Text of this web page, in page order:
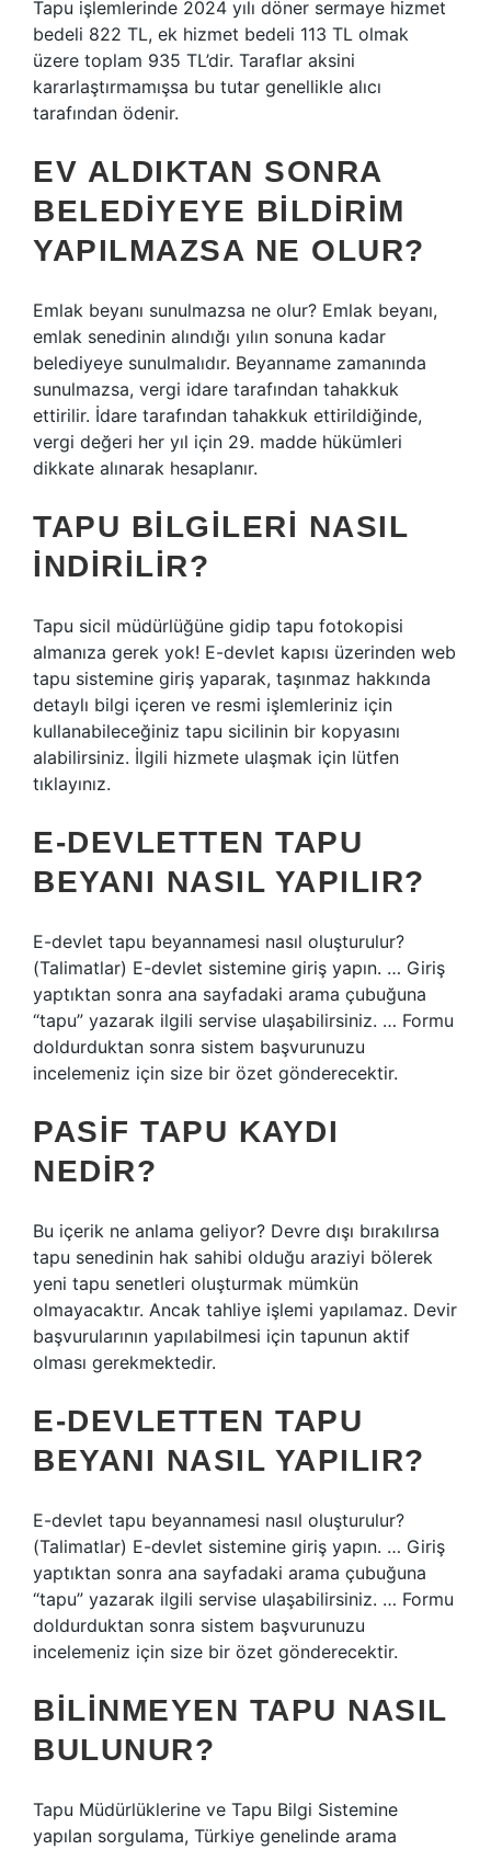
Tapu işlemlerinde 2024 yılı döner sermaye hizmet
bedeli 822 TL, ek hizmet bedeli 113 TL olmak
üzere toplam 935 TL’dir. Taraflar aksini
kararlaştırmamışsa bu tutar genellikle alıcı
tarafından ödenir.
EV ALDIKTAN SONRA
BELEDIYEYE BILDIRIM
YAPILMAZSA NE OLUR?
Emlak beyanı sunulmazsa ne olur? Emlak beyanı,
emlak senedinin alındığı yılın sonuna kadar
belediyeye sunulmalıdır. Beyanname zamanında
sunulmazsa, vergi idare tarafından tahakkuk
ettirilir. İdare tarafından tahakkuk ettirildiğinde,
vergi değeri her yıl için 29. madde hükümleri
dikkate alınarak hesaplanır.
TAPU BILGILERI NASIL
INDIRILIR?
Tapu sicil müdürlüğüne gidip tapu fotokopisi
almanıza gerek yok! E-devlet kapısı üzerinden web
tapu sistemine giriş yaparak, taşınmaz hakkında
detaylı bilgi içeren ve resmi işlemleriniz için
kullanabileceğiniz tapu sicilinin bir kopyasını
alabilirsiniz. İlgili hizmete ulaşmak için lütfen
tıklayınız.
E-DEVLETTEN TAPU
BEYANI NASIL YAPILIR?
E-devlet tapu beyannamesi nasıl oluşturulur?
(Talimatlar) E-devlet sistemine giriş yapın. … Giriş
yaptıktan sonra ana sayfadaki arama çubuğuna
“tapu” yazarak ilgili servise ulaşabilirsiniz. … Formu
doldurduktan sonra sistem başvurunuzu
incelemeniz için size bir özet gönderecektir.
PASIF TAPU KAYDI
NEDIR?
Bu içerik ne anlama geliyor? Devre dışı bırakılırsa
tapu senedinin hak sahibi olduğu araziyi bölerek
yeni tapu senetleri oluşturmak mümkün
olmayacaktır. Ancak tahliye işlemi yapılamaz. Devir
başvurularının yapılabilmesi için tapunun aktif
olması gerekmektedir.
E-DEVLETTEN TAPU
BEYANI NASIL YAPILIR?
E-devlet tapu beyannamesi nasıl oluşturulur?
(Talimatlar) E-devlet sistemine giriş yapın. … Giriş
yaptıktan sonra ana sayfadaki arama çubuğuna
“tapu” yazarak ilgili servise ulaşabilirsiniz. … Formu
doldurduktan sonra sistem başvurunuzu
incelemeniz için size bir özet gönderecektir.
BILINMEYEN TAPU NASIL
BULUNUR?
Tapu Müdürlüklerine ve Tapu Bilgi Sistemine
yapılan sorgulama, Türkiye genelinde arama